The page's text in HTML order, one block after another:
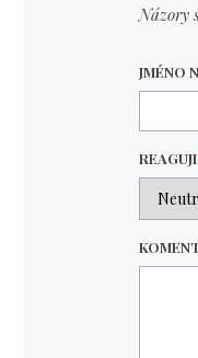
Názory
JMÉNO